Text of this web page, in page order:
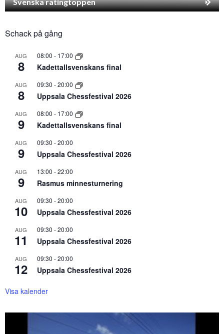
Schack på gång
AUG
8
08:00 - 17:00
Kadettallsvenskans final
AUG
8
09:30 -20:00
Uppsala Chessfestival 2026
AUG
9
08:00 - 17:00
Kadettallsvenskans final
AUG
9
09:30 -20:00
Uppsala Chessfestival 2026
AUG
9
13:00 -22:00
Rasmus minnesturnering
AUG
10
09:30 -20:00
Uppsala Chessfestival 2026
AUG
11
09:30 -20:00
Uppsala Chessfestival 2026
AUG
12
09:30 -20:00
Uppsala Chessfestival 2026
Visa kalender